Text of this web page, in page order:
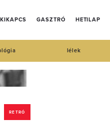
KIKAPCS GASZTRÓ HETILAP
lélek
RETRÓ